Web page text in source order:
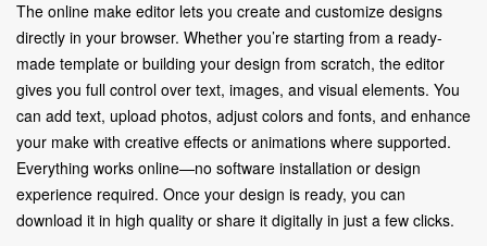
The online make editor lets you create and customize designs
directly in your browser. Whether you’re starting from a ready-
made template or building your design from scratch, the editor
gives you full control over text, images, and visual elements. You
can add text, upload photos, adjust colors and fonts, and enhance
your make with creative effects or animations where supported.
Everything works online—no software installation or design
experience required. Once your design is ready, you can
download it in high quality or share it digitally in just a few clicks.